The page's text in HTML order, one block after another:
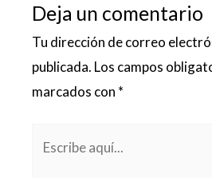
Deja un comentario
Tu dirección de correo
publicada. Los campos
marcados con *